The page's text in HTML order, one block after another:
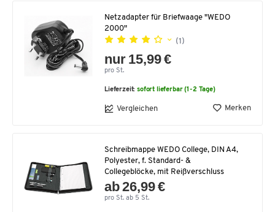
Netzadapter für Briefwaage "WEDO
2000"
(1)
nur 15,99 €
pro St.
Lieferzeit:sofort lieferbar (1-2 Tage)
Vergleichen Merken
Schreibmappe WEDO College, DIN A4,
Polyester, f. Standard- &
Collegeblöcke, mit Reißverschluss
ab 26,99 €
pro St. ab 5 St.